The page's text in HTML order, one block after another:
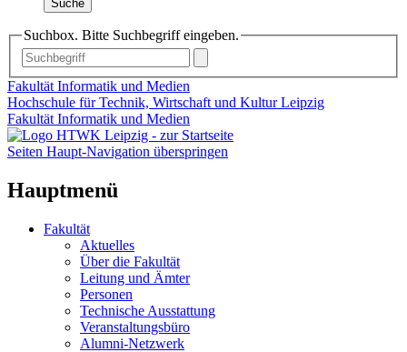
Suche
Suchbox. Bitte Suchbegriff eingeben.
Fakultät Informatik und Medien
Hochschule für Technik, Wirtschaft und Kultur Leipzig
Fakultät Informatik und Medien
Seiten Haupt-Navigation überspringen
Hauptmenü
Fakultät
Aktuelles
Über die Fakultät
Leitung und Ämter
Personen
Technische Ausstattung
Veranstaltungsbüro
Alumni-Netzwerk